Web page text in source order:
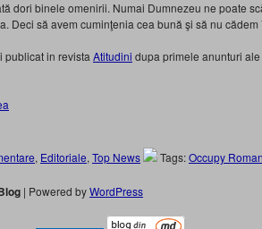
dori binele omenirii. Numai Dumnezeu ne poate
Deci să avem cuminţenia cea bună şi să nu
publicat in revista Atitudini dupa primele anunturi ale
, Editoriale, Top News Tags:Occupy
| Powered byWordPress